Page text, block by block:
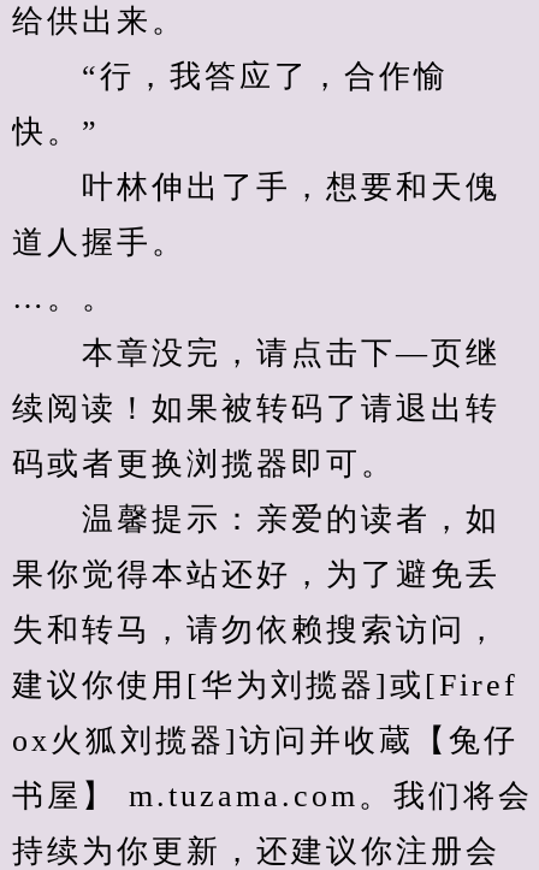
给供出来。
“行，我答应了，合作愉
快。”
叶林伸出了手，想要和天傀
道人握手。
…。。
本章没完，请点击下—页继
续阅读！如果被转码了请退出转
码或者更换浏揽器即可。
温馨提示：亲爱的读者，如
果你觉得本站还好，为了避免丢
失和转马，请勿依赖搜索访问，
建议你使用[华为刘揽器]或[Firef
ox火狐刘揽器]访问并收蔵【兔仔
书屋】 m.tuzama.com。我们将会
持续为你更新，还建议你注册会